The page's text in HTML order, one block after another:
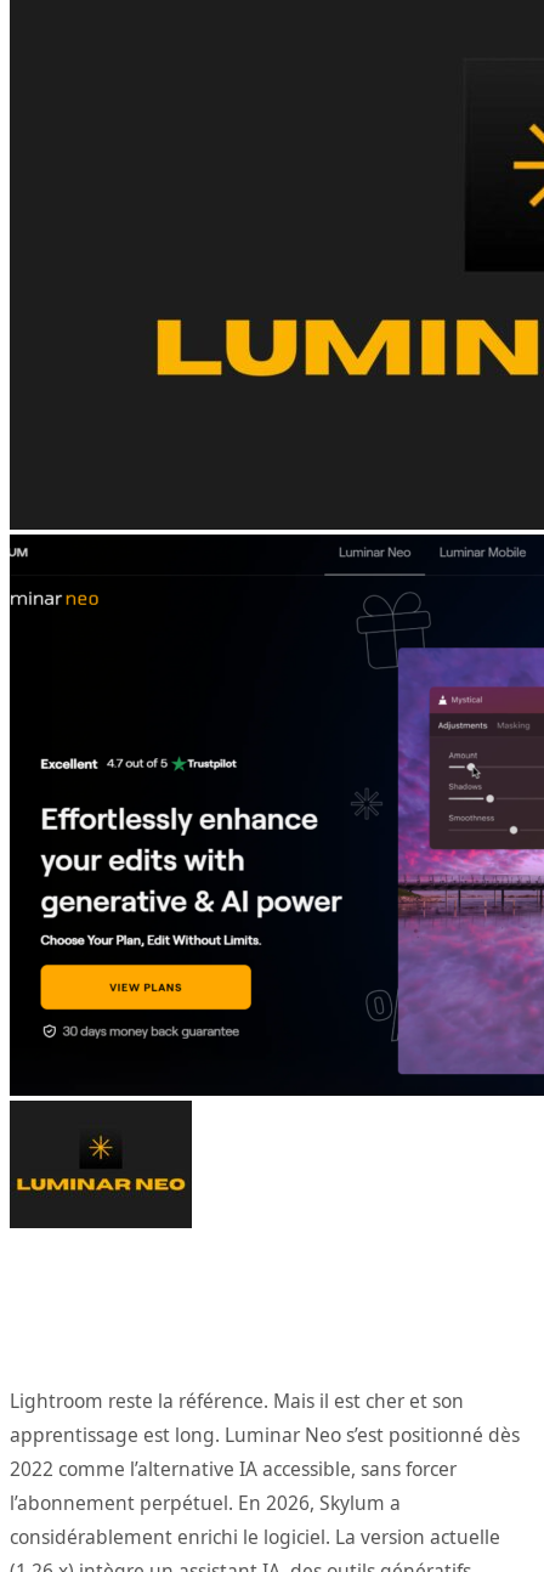
Lightroom reste la référence. Mais il est cher et son
apprentissage est long. Luminar Neo s’est positionné dès
2022 comme l’alternative IA accessible, sans forcer
l’abonnement perpétuel. En 2026, Skylum a
considérablement enrichi le logiciel. La version actuelle